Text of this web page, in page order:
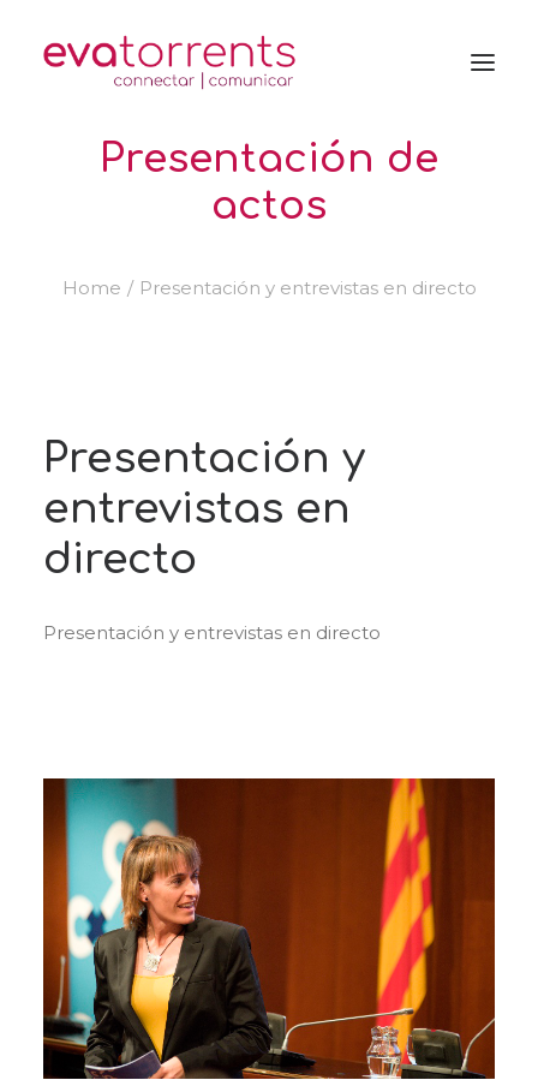
Presentación de
actos
Home Presentación y entrevistas en directo
Presentación y
entrevistas en
directo
Presentación y entrevistas en directo